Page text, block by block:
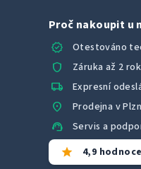
Proč nakoupit u
verified
Otestováno
shield Záruka až 2
local_shipping Expresní
location_on Prodejna v
support_agent Servis a
star 4,9